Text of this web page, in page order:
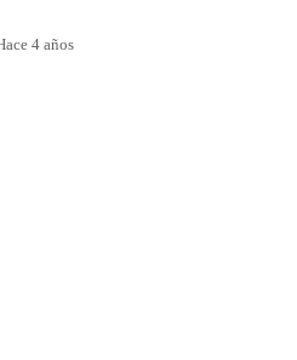
4 años